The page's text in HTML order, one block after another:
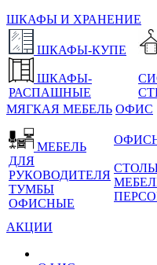
ШКАФЫ И ХРАНЕНИЕ
ШКАФЫ-КУПЕ
ШКАФЫ-
РАСПАШНЫЕ
МЯГКАЯ МЕБЕЛЬ ОФИС
МЕБЕЛЬ
ДЛЯ
РУКОВОДИТЕЛЯ
ТУМБЫ
ОФИСНЫЕ
АКЦИИ